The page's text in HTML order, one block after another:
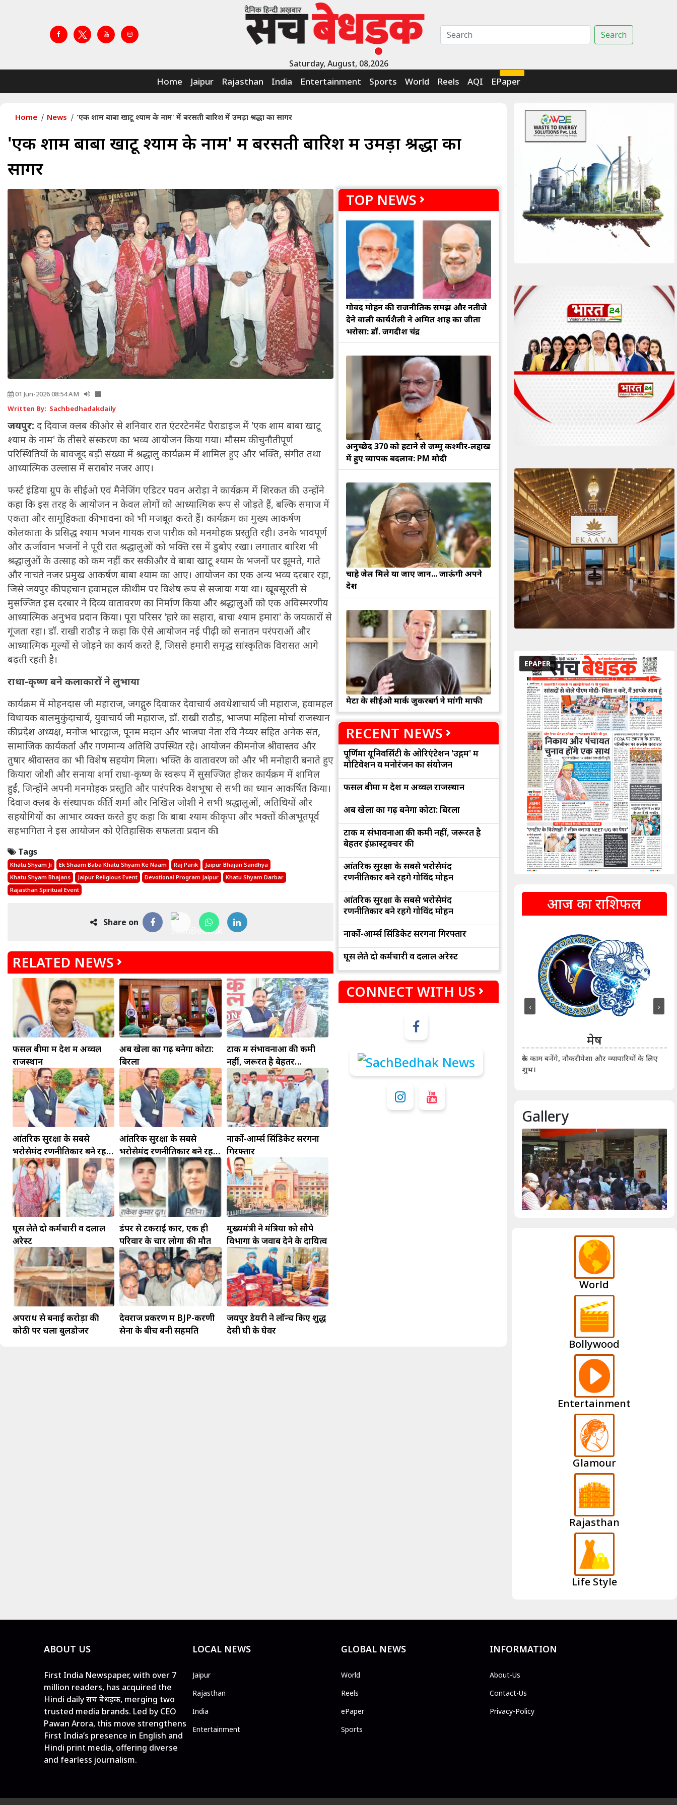
Saturday, August, 08,2026
Search
Home Jaipur Rajasthan India Entertainment Sports World Reels AQI EPaper
Home News 'एक शाम बाबा खाटू श्याम के नाम' में बरसती बारिश में उमड़ा श्रद्धा का सागर
'एक शाम बाबा खाटू श्याम के नाम' में बरसती बारिश में उमड़ा श्रद्धा का
सागर
01 Jun-2026 08:54 AM
Written By: Sachbedhadakdaily
जयपुर: द दिवाज क्लब की ओर से शनिवार रात एंटरटेनमेंट पैराडाइज में 'एक शाम बाबा खाटू
श्याम के नाम' के तीसरे संस्करण का भव्य आयोजन किया गया। मौसम की चुनौतीपूर्ण
परिस्थितियों के बावजूद बड़ी संख्या में श्रद्धालु कार्यक्रम में शामिल हुए और भक्ति, संगीत तथा
आध्यात्मिक उल्लास में सराबोर नजर आए।
फर्स्ट इंडिया ग्रुप के सीईओ एवं मैनेजिंग एडिटर पवन अरोड़ा ने कार्यक्रम में शिरकत की। उन्होंने
कहा कि इस तरह के आयोजन न केवल लोगों को आध्यात्मिक रूप से जोड़ते हैं, बल्कि समाज में
एकता और सामूहिकता की भावना को भी मजबूत करते हैं। कार्यक्रम का मुख्य आकर्षण
कोलकाता के प्रसिद्ध श्याम भजन गायक राज पारीक को मनमोहक प्रस्तुति रही। उनके भावपूर्ण
और ऊर्जावान भजनों ने पूरी रात श्रद्धालुओं को भक्ति रस में डुबोए रखा। लगातार बारिश भी
श्रद्धालुओं के उत्साह को कम नहीं कर सकी और वे बाबा खाटू श्याम के भजनों पर झूमते, गाते
और नाचते नजर प्रमुख आकर्षण बाबा श्याम का आए। आयोजन का एक अन्य भव्य दरबार रहा,
जिसे जयपुर की पहचान हवामहल की थीम पर विशेष रूप से सजाया गया था। खूबसूरती से
मुसज्जित इस दरबार ने दिव्य वातावरण का निर्माण किया और श्रद्धालुओं को एक अविस्मरणीय
आध्यात्मिक अनुभव प्रदान किया। पूरा परिसर 'हारे का सहारा, बाचा श्याम हमारा' के जयकारों से
गूंजता रहा। डॉ. राखी राठौड़ ने कहा कि ऐसे आयोजन नई पीढ़ी को सनातन परंपराओं और
आध्यात्मिक मूल्यों से जोड़ने का कार्य करते हैं, जिससे हमारी समृद्ध सांस्कृतिक विरासत आगे
बढ़ती रहती है।
राधा-कृष्ण बने कलाकारों ने लुभाया
कार्यक्रम में मोहनदास जी महाराज, जगद्गुरु दिवाकर देवाचार्य अवधेशाचार्य जी महाराज, हवामहल
विधायक बालमुकुंदाचार्य, युवाचार्य जी महाराज, डॉ. राखी राठौड़, भाजपा महिला मोर्चा राजस्थान
की प्रदेश अध्यक्ष, मनोज भारद्वाज, पूनम मदान और भाजपा नेता रवि नैय्यर सहित अनेक संत,
सामाजिक कार्यकर्ता और गणमान्य अतिथि उपस्थित रहे। आयोजन की मनोज श्रीवास्तव और
तुषार श्रीवास्तव का भी विशेष सहयोग मिला। भक्ति के वातावरण को और भी मनोहारी बनाते हुए
कियारा जोशी और सनाया शर्मा राधा-कृष्ण के स्वरूप में सुसज्जित होकर कार्यक्रम में शामिल
हुईं, जिन्होंने अपनी मनमोहक प्रस्तुति और पारंपरिक वेशभूषा से सभी का ध्यान आकर्षित किया।
दिवाज क्लब के संस्थापक कीर्ति शर्मा और निखिल जोशी ने सभी श्रद्धालुओं, अतिथियों और
सहयोगियों का आभार व्यक्त करते हुए कहा कि बाबा श्याम की कृपा और भक्तों की अभूतपूर्व
सहभागिता ने इस आयोजन को ऐतिहासिक सफलता प्रदान की।
Tags
Khatu Shyam Ji Ek Shaam Baba Khatu Shyam Ke Naam Raj Parik
Jaipur Bhajan Sandhya
Khatu Shyam Bhajans
Jaipur Religious Event Devotional Program Jaipur
Khatu Shyam Darbar
Rajasthan Spiritual Event
Share on
RELATED NEWS
फसल बीमा में देश में अव्वल
राजस्थान
अब खेलों का गढ़ बनेगा कोटा:
बिरला
टोंक में संभावनाओं की कमी
नहीं, जरूरत है बेहतर
इंफ्रास्ट्रक्चर की
आंतरिक सुरक्षा के सबसे
भरोसेमंद रणनीतिकार बने रहेंगे
गोविंद मोहन
आंतरिक सुरक्षा के सबसे
भरोसेमंद रणनीतिकार बने रहेंगे
गोविंद मोहन
नार्को-आर्म्स सिंडिकेट सरगना
गिरफ्तार
घूस लेते दो कर्मचारी व दलाल
अरेस्ट
डंपर से टकराई कार, एक ही
परिवार के चार लोगों की मौत
मुख्यमंत्री ने मंत्रियों को सौपे
विभागों के जवाब देने के दायित्व
अपराध से बनाई करोड़ों की
कोठी पर चला बुलडोजर
देवराज प्रकरण में BJP-करणी
सेना के बीच बनी सहमति
जयपुर डेयरी ने लॉन्च किए शुद्ध
देसी घी के घेवर
TOP NEWS
गोविंद मोहन की राजनीतिक समझ और नतीजे
देने वाली कार्यशैली ने अमित शाह का जीता
भरोसा: डॉ. जगदीश चंद्र
अनुच्छेद 370 को हटाने से जम्मू कश्मीर-लद्दाख
में हुए व्यापक बदलाव: PM मोदी
चाहे जेल मिले या जाए जान... जाऊंगी अपने
देश
मेटा के सीईओ मार्क जुकरबर्ग ने मांगी माफी
RECENT NEWS
पूर्णिमा यूनिवर्सिटी के ओरिएंटेशन 'उद्गम' में
मोटिवेशन व मनोरंजन का संयोजन
फसल बीमा में देश में अव्वल राजस्थान
अब खेलों का गढ़ बनेगा कोटा: बिरला
टोंक में संभावनाओं की कमी नहीं, जरूरत है
बेहतर इंफ्रास्ट्रक्चर की
आंतरिक सुरक्षा के सबसे भरोसेमंद
रणनीतिकार बने रहेंगे गोविंद मोहन
आंतरिक सुरक्षा के सबसे भरोसेमंद
रणनीतिकार बने रहेंगे गोविंद मोहन
नार्को-आर्म्स सिंडिकेट सरगना गिरफ्तार
घूस लेते दो कर्मचारी व दलाल अरेस्ट
CONNECT WITH US
EPAPER
आज का राशिफल
धनु
बड़ी डील हाथ लग सकती
मकर
सुखद पलों की प्राप्ति होगी। फिजूल के खर्चे बढ़ेंगे,
सुख सुविधाओं में इजाफा होगा।
कुंभ
धनलाभ के अवसरों में वृद्धि के साथ अपनी योजनाओं
पर काम करते रहे।
संभलकर रहे, जल्दबाजी नहीं दिखाए। कानूनी वाद-
मेष
रुके काम बनेंगे, नौकरीपेशा और व्यापारियों के लिए
शुभ।
‹ ›
Gallery
World
Bollywood
Entertainment
Glamour
Rajasthan
Life Style
ABOUT US
First India Newspaper, with over 7
million readers, has acquired the
Hindi daily सच बेधड़क, merging two
trusted media brands. Led by CEO
Pawan Arora, this move strengthens
First India’s presence in English and
Hindi print media, offering diverse
and fearless journalism.
LOCAL NEWS
Jaipur
Rajasthan
India
Entertainment
GLOBAL NEWS
World
Reels
ePaper
Sports
INFORMATION
About-Us
Contact-Us
Privacy-Policy